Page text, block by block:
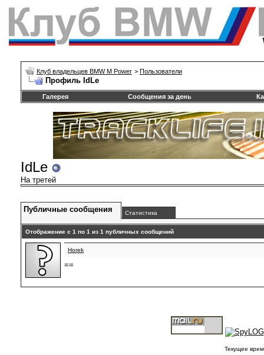
Клуб владельцев BMW M Power > Пользователи
Профиль IdLe
Галерея Сообщения за день
IdLe
На третей
Публичные сообщения Статистика
Отображение с 1 по 1 из 1 публичных сообщений
Horek
==
Текущее